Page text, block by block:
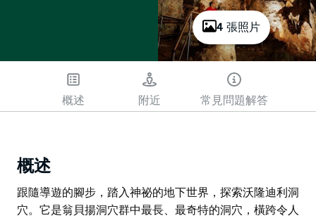
4 張照片
概述 附近 常見問題解答
概述
跟隨導遊的腳步，踏入神祕的地下世界，探索沃隆迪利洞
穴。它是翁貝揚洞穴群中最長、最奇特的洞穴，橫跨令人